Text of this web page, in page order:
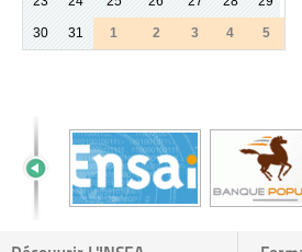
30 31 1 2 3 4 5